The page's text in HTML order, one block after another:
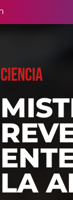
CIENCIA
LA